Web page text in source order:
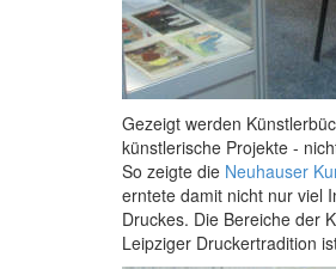
Gezeigt werden
künstlerische Projekte -
So zeigte die Neuhauser
erntete damit nicht nur viel
Druckes. Die Bereiche der
Leipziger Druckertradition